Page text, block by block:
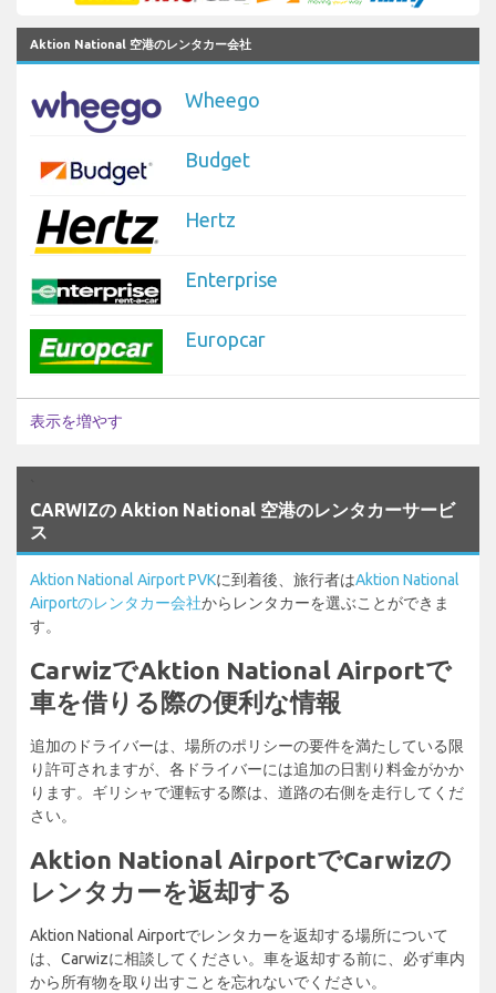
Aktion National 空港のレンタカー会社
Wheego
Budget
Hertz
Enterprise
Europcar
表示を増やす
CARWIZの Aktion National 空港のレンタカーサービ
ス
Aktion National Airport PVKに到着後、旅行者はAktion National
Airportのレンタカー会社からレンタカーを選ぶことができま
す。
CarwizでAktion National Airportで
車を借りる際の便利な情報
追加のドライバーは、場所のポリシーの要件を満たしている限
り許可されますが、各ドライバーには追加の日割り料金がかか
ります。ギリシャで運転する際は、道路の右側を走行してくだ
さい。
Aktion National AirportでCarwizの
レンタカーを返却する
Aktion National Airportでレンタカーを返却する場所について
は、Carwizに相談してください。車を返却する前に、必ず車内
から所有物を取り出すことを忘れないでください。